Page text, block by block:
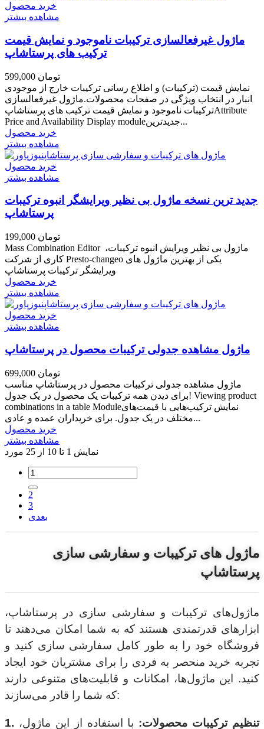
خرید محصول
مشاهده بیشتر
ماژول غیرفعالسازی ترکیبات ناموجود و نمایش قیمت
ترکیب های پرستاشاپ
599,000 تومان
نمایش قیمت (ترکیبات) و اطلاع رسانی ترکیبات خارج از موجودی
انبار در انتخاب ویژگی در صفحات محصولات.ماژول غیرفعالسازی
ترکیبات ناموجود و نمایش قیمت ترکیب های پرستاشاپAttribute
Price and Availability Display moduleجدیدترین...
خرید محصول
مشاهده بیشتر
خرید محصول
مشاهده بیشتر
جدید ترین نسخه ماژول بی نظیر ویرایشگر انبوه ترکیبات
پرستاشاپ
199,000 تومان
Mass Combination Editor ماژول بی نظیر ویرایش انبوه ترکیبات،
کاری از شرکت Presto-changeo یکی از بهترین ماژول های
ویرایشگر ترکیبات پرستاشاپ
خرید محصول
مشاهده بیشتر
خرید محصول
مشاهده بیشتر
ماژول مشاهده جدولی ترکیبات محصول در پرستاشاپ
699,000 تومان
ماژول مشاهده جدولی ترکیبات محصول در پرستاشاپ مناسب
برای دیدن همه ترکیبات یک محصول در یک جدول! Viewing product
combinations in a table Moduleنمایش ترکیب‌هایی با قیمت‌های
مختلف در یک جدول. برای خریداران عمده و عادی...
خرید محصول
مشاهده بیشتر
نمایش 1 تا 10 از 25 مورد
2
3
بعدی
ماژول های ترکیبات و سفارشی سازی
پرستاشاپ
ماژول‌های ترکیبات و سفارشی سازی در پرستاشاپ،
ابزارهای قدرتمندی هستند که به شما امکان می‌دهند تا
فروشگاه خود را به طور کامل سفارشی سازی کنید و
تجربه خرید منحصر به فردی را برای مشتریان خود ایجاد
کنید. این ماژول‌ها، امکانات و قابلیت‌های متنوعی دارند
که شما را قادر می‌سازند:
1. تنظیم ترکیبات محصولات: با استفاده از این ماژول،